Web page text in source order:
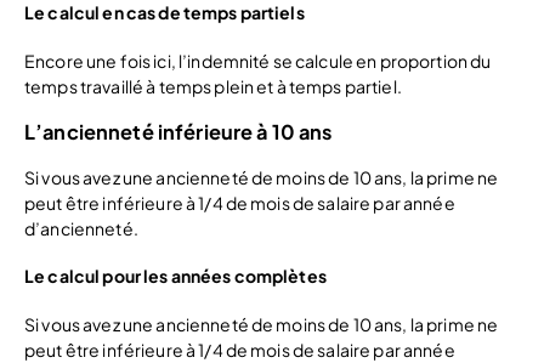
Le calcul en cas de temps partiels
Encore une fois ici, l’indemnité se calcule en proportion du
temps travaillé à temps plein et à temps partiel.
L’ancienneté inférieure à 10 ans
Si vous avez une ancienneté de moins de 10 ans, la prime ne
peut être inférieure à 1/4 de mois de salaire par année
d’ancienneté.
Le calcul pour les années complètes
Si vous avez une ancienneté de moins de 10 ans, la prime ne
peut être inférieure à 1/4 de mois de salaire par année